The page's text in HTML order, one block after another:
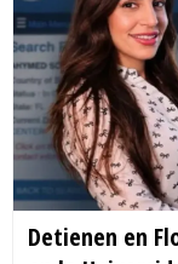
Detienen en